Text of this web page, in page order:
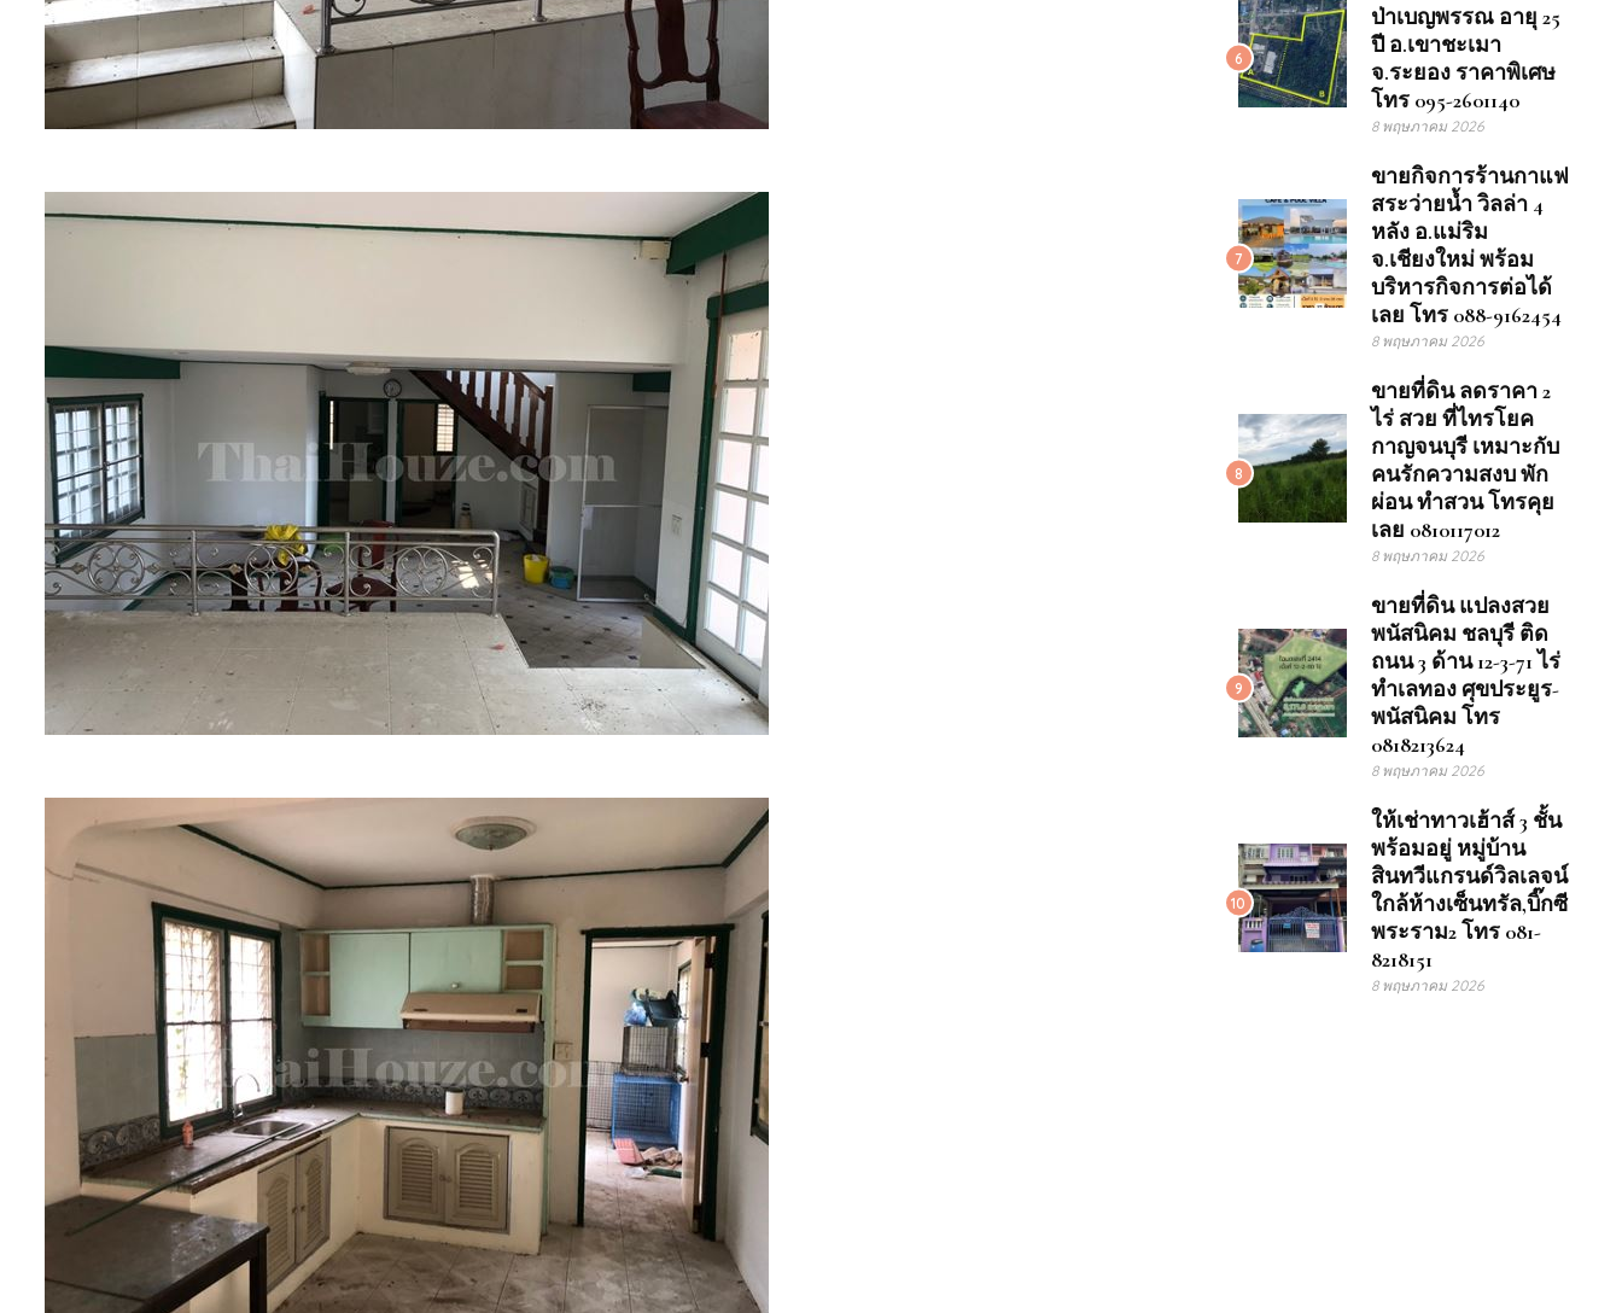
6
ป่าเบญพรรณ อายุ 25
ปี อ.เขาชะเมา
จ.ระยอง ราคาพิเศษ
โทร 095-2601140
8 พฤษภาคม 2026
7
ขายกิจการร้านกาแฟ
สระว่ายน้ำ วิลล่า 4
หลัง อ.แม่ริม
จ.เชียงใหม่ พร้อม
บริหารกิจการต่อได้
เลย โทร 088-9162454
8 พฤษภาคม 2026
8
ขายที่ดิน ลดราคา 2
ไร่ สวย ที่ไทรโยค
กาญจนบุรี เหมาะกับ
คนรักความสงบ พัก
ผ่อน ทำสวน โทรคุย
เลย 0810117012
8 พฤษภาคม 2026
9
ขายที่ดิน แปลงสวย
พนัสนิคม ชลบุรี ติด
ถนน 3 ด้าน 12-3-71 ไร่
ทำเลทอง ศุขประยูร-
พนัสนิคม โทร
0818213624
8 พฤษภาคม 2026
10
ให้เช่าทาวเฮ้าส์ 3 ชั้น
พร้อมอยู่ หมู่บ้าน
สินทวีแกรนด์วิลเลจน์
ใกล้ห้างเซ็นทรัล,บิ๊กซี
พระราม2 โทร 081-
8218151
8 พฤษภาคม 2026